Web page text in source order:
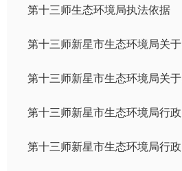
第十三师生态环境局执法依据
第十三师新星市生态环境局关于2026年7月14日作出的建设项目环境影响评价文件审批决定的公告
第十三师新星市生态环境局关于2026年6月26日作出的建设项目环境影响评价文件审批决定的公告
第十三师新星市生态环境局行政处罚案件公示
第十三师新星市生态环境局行政处罚案件公示